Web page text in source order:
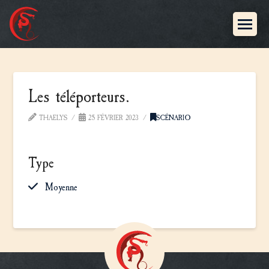
Les téléporteurs.
THAELYS 25 FÉVRIER 2023 SCÉNARIO
Type
Moyenne